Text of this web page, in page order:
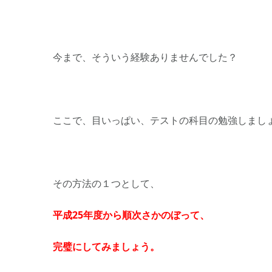
今まで、そういう経験ありませんでした？
ここで、目いっぱい、テストの科目の勉強しまし
その方法の１つとして、
平成25年度から順次さかのぼって、
完璧にしてみましょう。